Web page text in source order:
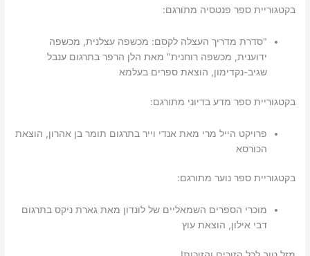
בקטגוריית ספר פנטסיה מתורגם:
"סדרת מדריך העצלה לקסם: מכשפה עצלנית, מכשפה
ידוענית, מכשפה רוחנית" מאת הלן הרפר בתרגום ענבל
שגיב-נקדימון, הוצאת ספרים בעלמא
בקטגוריית ספר מדע בדיוני מתורגם:
פרויקט הייל מרי מאת אנדי וייר בתרגום תומר בן אהרון, הוצאת
הכורסא
בקטגוריית ספר נוער מתורגם:
מוכרי הספרים השמאליים של לונדון מאת גארת ניקס בתרגום
דבי אילון, הוצאת עוץ